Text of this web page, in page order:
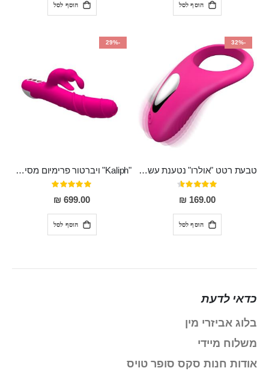
הוסף לסל הוסף לסל
-32%
טבעת רטט "אולרו" נטענת עשויה סיליקון רפואי עם רטט חזק ומטריף חושים
דירוג:
91%
169.00 ₪
הוסף לסל
-29%
"Kaliph" ויברטור פרימיום מסיליקון רפואי , נטען, שקט במיוחד, מסתובב ומתפתל, שמנמן עם חדירה 14 סמ
דירוג:
100%
699.00 ₪
הוסף לסל
כדאי לדעת
בלוג אביזרי מין
משלוח מיידי
אודות חנות סקס סופר טויס